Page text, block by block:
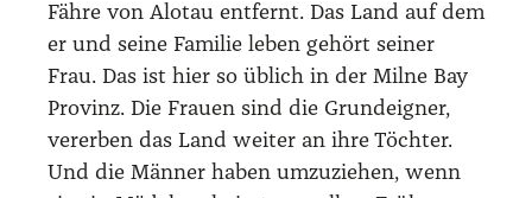
Fäh­re von Alo­tau ent­fernt. Das Land auf dem
er und sei­ne Fami­lie leben gehört sei­ner
Frau. Das ist hier so üblich in der Mil­ne Bay
Pro­vinz. Die Frau­en sind die Grund­eig­ner,
ver­er­ben das Land wei­ter an ihre Töch­ter.
Und die Män­ner haben umzu­zie­hen, wenn